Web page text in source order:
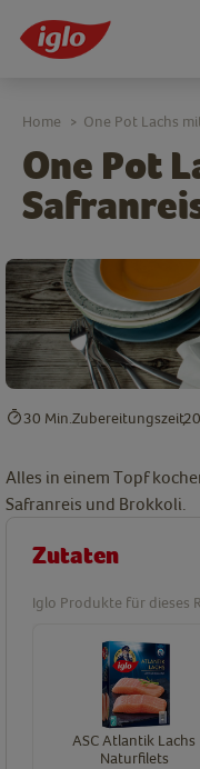
One Pot
Home > One Pot Lachs
30 Min. Zubereitungszeit
Alles in einem Topf
Safranreis und Brokkoli.
Zutaten
Iglo Produkte für dieses
ASC Atlantik Lachs
Naturfilets